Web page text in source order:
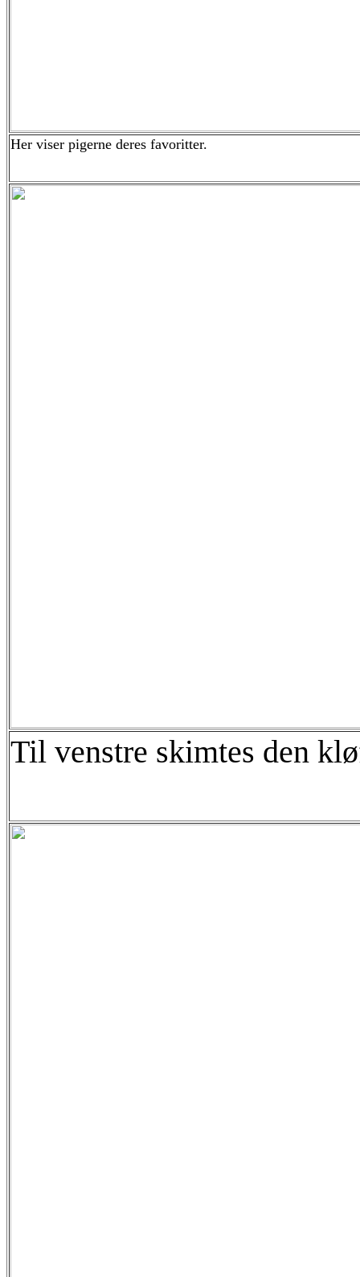
Her viser pigerne deres favoritter.
Til venstre skimtes den